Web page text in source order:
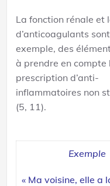
La fonction rénale et
d’anticoagulants
exemple, des
à prendre en compte
prescription d’anti-
inflammatoires non
(5, 11).
Exemple
« Ma voisine, elle a